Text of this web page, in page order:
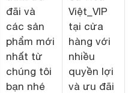
đãi và
các sản
phẩm mới
nhất từ
chúng tôi
bạn nhé
Việt_VIP
tại cửa
hàng với
nhiều
quyền lợi
và ưu đãi